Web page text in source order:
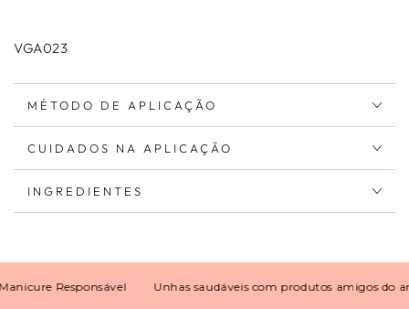
VGA023
MÉTODO DE APLICAÇÃO
CUIDADOS NA APLICAÇÃO
INGREDIENTES
Responsável Unhas saudáveis com produtos amigos do